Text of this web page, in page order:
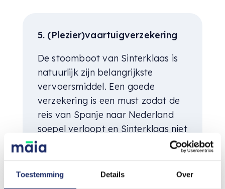
Toestemming Details Over
5. (Plezier)vaartuigverzekering
De stoomboot van Sinterklaas is
natuurlijk zijn belangrijkste
vervoersmiddel. Een goede
verzekering is een must zodat de
reis van Spanje naar Nederland
soepel verloopt en Sinterklaas niet
in de problemen komt als er
stoomboot.